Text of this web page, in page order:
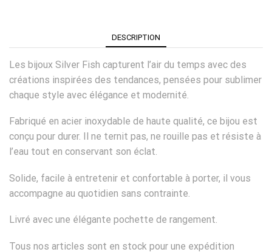
DESCRIPTION
Les bijoux Silver Fish capturent l’air du temps avec des
créations inspirées des tendances, pensées pour sublimer
chaque style avec élégance et modernité.
Fabriqué en acier inoxydable de haute qualité, ce bijou est
conçu pour durer. Il ne ternit pas, ne rouille pas et résiste à
l’eau tout en conservant son éclat.
Solide, facile à entretenir et confortable à porter, il vous
accompagne au quotidien sans contrainte.
Livré avec une élégante pochette de rangement.
Tous nos articles sont en stock pour une expédition